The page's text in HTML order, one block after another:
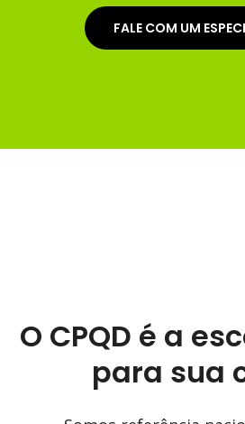
FALE COM UM
O CPQD é a
para sua